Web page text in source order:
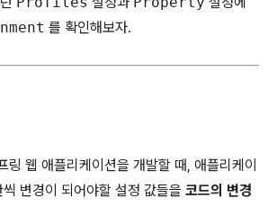
를 확인해보자.
링 웹 애플리케이션을 개발할 때, 애플리케이
변경이 되어야할 설정 값들을 코드의 변경